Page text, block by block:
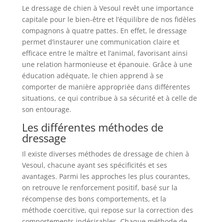
Le dressage de chien à Vesoul revêt une importance
capitale pour le bien-être et l’équilibre de nos fidèles
compagnons à quatre pattes. En effet, le dressage
permet d’instaurer une communication claire et
efficace entre le maître et l’animal, favorisant ainsi
une relation harmonieuse et épanouie. Grâce à une
éducation adéquate, le chien apprend à se
comporter de manière appropriée dans différentes
situations, ce qui contribue à sa sécurité et à celle de
son entourage.
Les différentes méthodes de
dressage
Il existe diverses méthodes de dressage de chien à
Vesoul, chacune ayant ses spécificités et ses
avantages. Parmi les approches les plus courantes,
on retrouve le renforcement positif, basé sur la
récompense des bons comportements, et la
méthode coercitive, qui repose sur la correction des